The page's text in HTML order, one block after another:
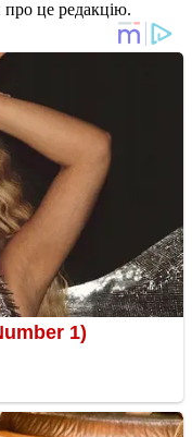
це редакцію.